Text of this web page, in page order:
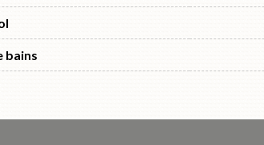
bains